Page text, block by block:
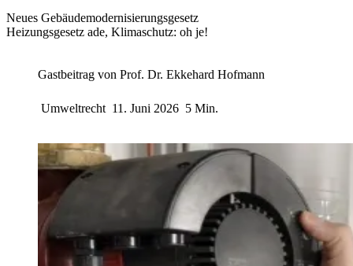
Neues Gebäudemodernisierungsgesetz
Heizungsgesetz ade, Klimaschutz: oh je!
Gastbeitrag von Prof. Dr. Ekkehard Hofmann
Umweltrecht 11. Juni 2026 5 Min.